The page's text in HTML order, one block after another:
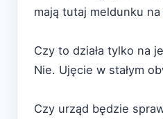
mają tutaj meldunku na
Czy to działa tylko na
Nie. Ujęcie w stałym
Czy urząd będzie